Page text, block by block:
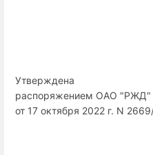
Утверждена
распоряжением ОАО "РЖД"
от 17 октября 2022 г. N